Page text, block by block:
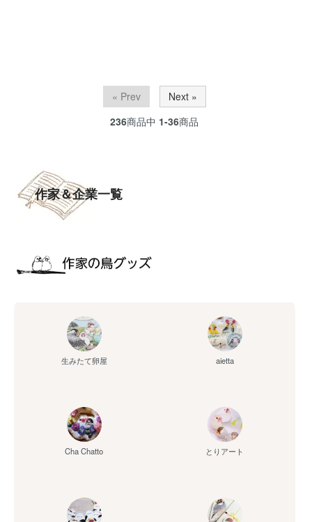
« Prev
Next »
236商品中 1-36商品
作家＆企業一覧
生みたて卵屋 aietta
Cha Chatto とりアート